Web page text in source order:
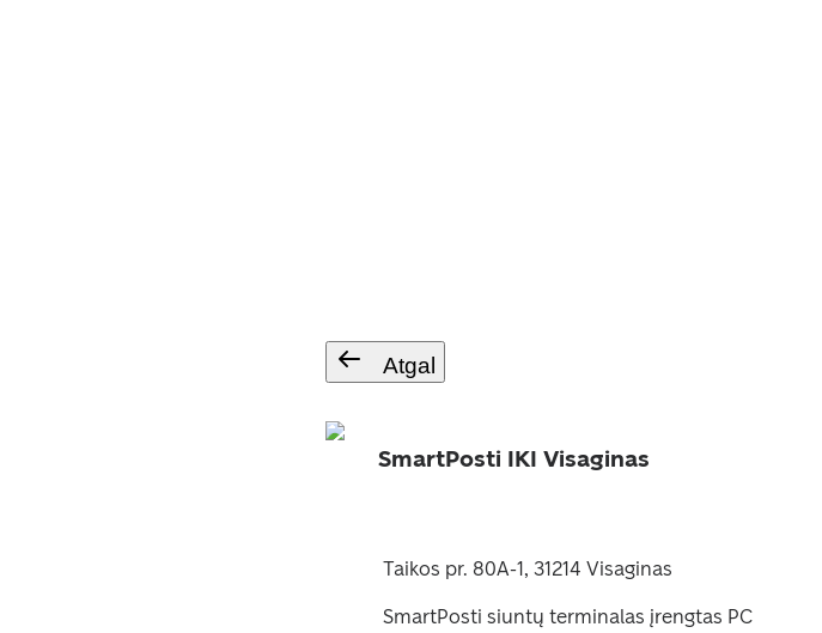
Atgal
SmartPosti IKI Visaginas
Taikos pr. 80A-1, 31214 Visaginas
SmartPosti siuntų terminalas įrengtas PC